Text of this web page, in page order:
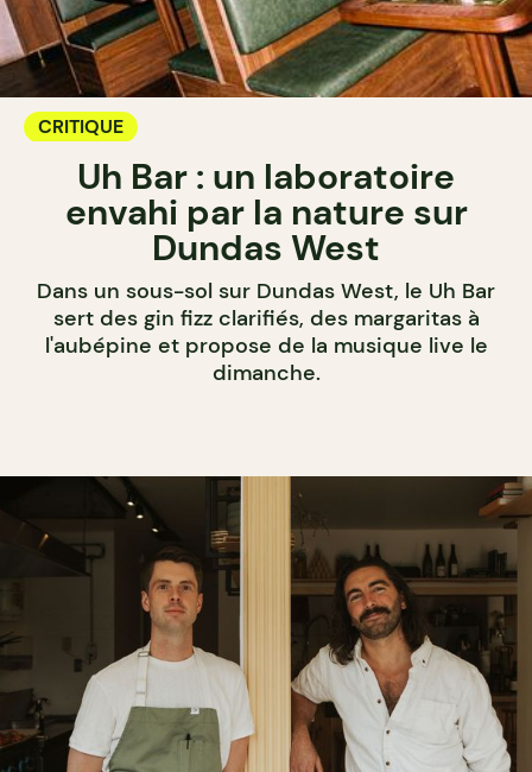
CRITIQUE
Uh Bar : un laboratoire
envahi par la nature sur
Dundas West
Dans un sous-sol sur Dundas West, le Uh Bar
sert des gin fizz clarifiés, des margaritas à
l'aubépine et propose de la musique live le
dimanche.